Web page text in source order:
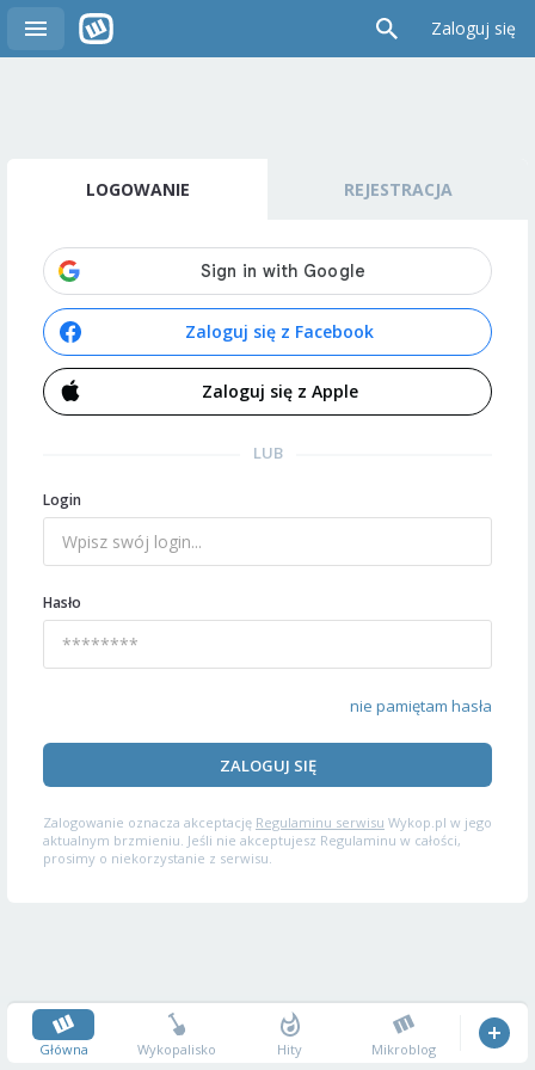
Zaloguj się
LOGOWANIE REJESTRACJA
Zaloguj się z Facebook
Zaloguj się z Apple
LUB
Login
Hasło
nie pamiętam hasła
ZALOGUJ SIĘ
Zalogowanie oznacza akceptację Regulaminu serwisu Wykop.pl w jego
aktualnym brzmieniu. Jeśli nie akceptujesz Regulaminu w całości,
prosimy o niekorzystanie z serwisu.
Główna Wykopalisko Hity Mikroblog